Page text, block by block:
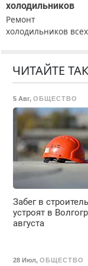
холодильников
Ремонт
холодильников всех
резины.
Недорого. Без
районы. Скидка.
Вызов бесплатный.
ЧИТАЙТЕ
5 Авг,ОБЩЕСТВО
Забег в
устроят в
августа
28 Июл,ОБЩЕСТВО